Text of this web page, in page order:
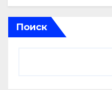
at
s
A
e
gr
a
er
Поиск